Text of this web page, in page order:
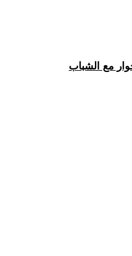
مع الشباب